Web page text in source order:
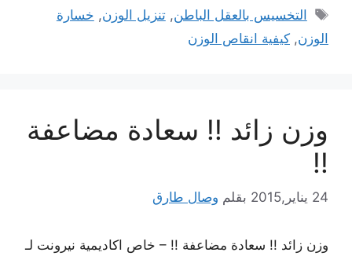
الوسوم
التخسيس بالعقل الباطن,تنزيل الوزن, خسارة
الوزن, كيفية انقاص الوزن
وزن زائد !! سعادة مضاعفة
!!
24 يناير,2015 بقلم وصال طارق
وزن زائد !! سعادة مضاعفة !! – خاص اكاديمية نيرونت لـ